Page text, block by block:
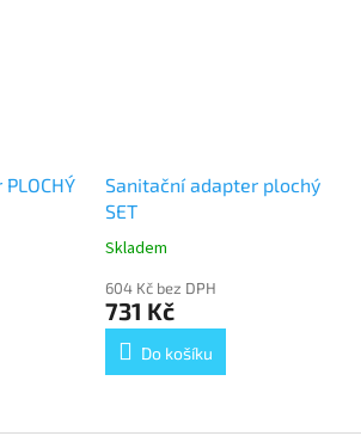
Sanitační adapter plochý
SET
Průměrné
produktu
je
5,0
Skladem
604 Kč bez DPH
731 Kč
Do košíku